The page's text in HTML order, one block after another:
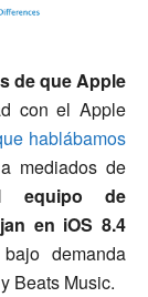
de que Apple
con el Apple
hablábamos
mediados de
equipo de
en iOS 8.4
bajo demanda
Beats Music.